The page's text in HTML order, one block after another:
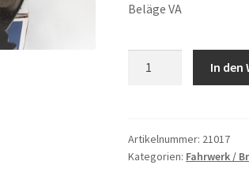
Beläge VA
In den
Artikelnummer: 21017
Kategorien: Fahrwerk /